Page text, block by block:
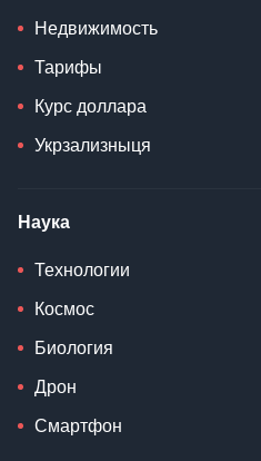
Недвижимость
Тарифы
Курс доллара
Укрзализныця
Наука
Технологии
Космос
Биология
Дрон
Смартфон